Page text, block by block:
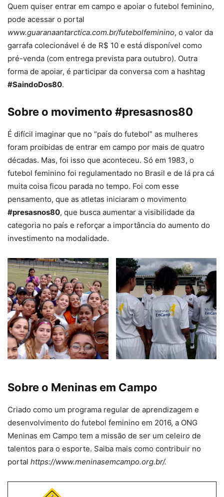
Quem quiser entrar em campo e apoiar o futebol feminino,
pode acessar o portal
www.guaranaantarctica.com.br/futebolfeminino, o valor da
garrafa colecionável é de R$ 10 e está disponível como
pré-venda (com entrega prevista para outubro). Outra
forma de apoiar, é participar da conversa com a hashtag
#SaindoDos80.
Sobre o movimento #presasnos80
É difícil imaginar que no “país do futebol” as mulheres
foram proibidas de entrar em campo por mais de quatro
décadas. Mas, foi isso que aconteceu. Só em 1983, o
futebol feminino foi regulamentado no Brasil e de lá pra cá
muita coisa ficou parada no tempo. Foi com esse
pensamento, que as atletas iniciaram o movimento
#presasnos80, que busca aumentar a visibilidade da
categoria no país e reforçar a importância do aumento do
investimento na modalidade.
Sobre o Meninas em Campo
Criado como um programa regular de aprendizagem e
desenvolvimento do futebol feminino em 2016, a ONG
Meninas em Campo tem a missão de ser um celeiro de
talentos para o esporte. Saiba mais como contribuir no
portal https://www.meninasemcampo.org.br/.